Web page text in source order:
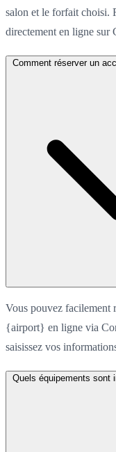
salon et le forfait choisi.
directement en ligne sur
Comment réserver un
Vous pouvez facilement
{airport} en ligne via
saisissez vos
Quels équipements sont